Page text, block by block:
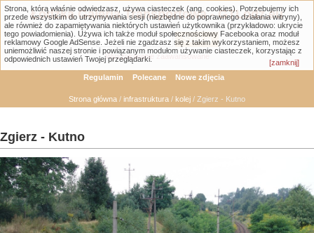
Łódzka Galeria Transportowa - GTLodz.eu
Wyszukiwanie zaawansowane
Regulamin Polecane Nowe zdjęcia
Strona główna / infrastruktura / kolej / Zgierz - Kutno
Zgierz - Kutno
Strona, którą właśnie odwiedzasz, używa ciasteczek (ang. cookies). Potrzebujemy ich
przede wszystkim do utrzymywania sesji (niezbędne do poprawnego działania witryny),
ale również do zapamiętywania niektórych ustawień użytkownika (przykładowo: ukrycie
tego powiadomienia). Używa ich także moduł społecznościowy Facebooka oraz moduł
reklamowy Google AdSense. Jeżeli nie zgadzasz się z takim wykorzystaniem, możesz
uniemożliwić naszej stronie i powiązanym modułom używanie ciasteczek, korzystając z
odpowiednich ustawień Twojej przeglądarki.
[zamknij]